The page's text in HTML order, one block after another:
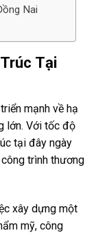
Nai
Tại
mạnh về hạ
lớn. Với tốc độ
tại đây ngày
trình thương
xây dựng một
mỹ, công